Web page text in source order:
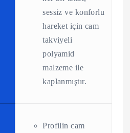
sessiz ve konforlu
hareket için cam
takviyeli
polyamid
malzeme ile
kaplanmıştır.
Profilin cam